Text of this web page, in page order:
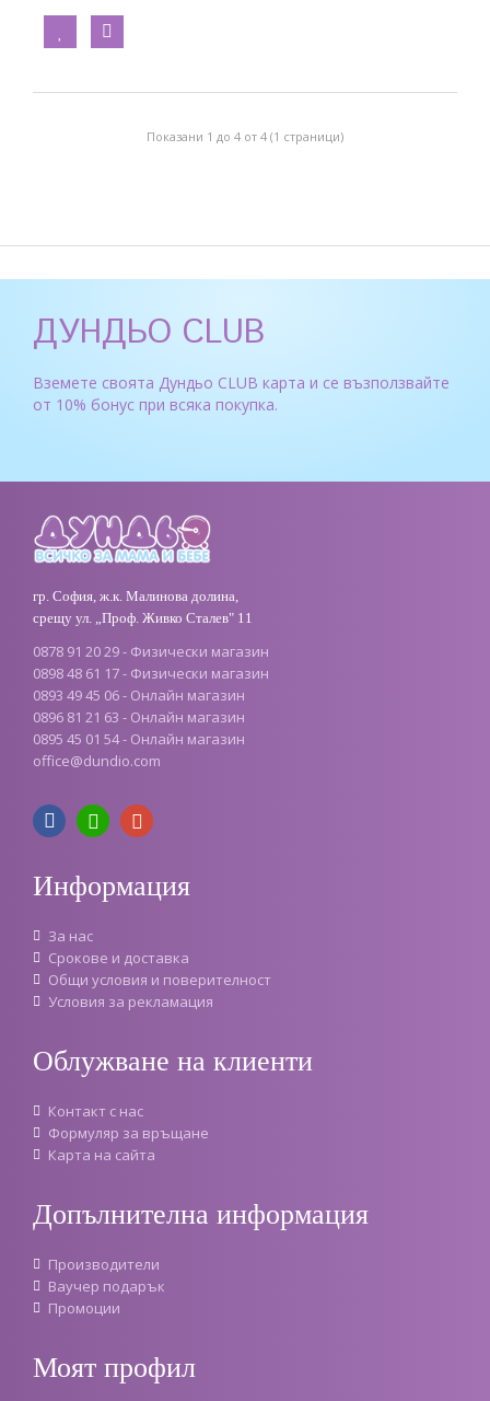
Показани 1 до 4 от 4 (1 страници)
ДУНДЬО CLUB
Вземете своята Дундьо CLUB карта и се възползвайте
от 10% бонус при всяка покупка.
гр. София, ж.к. Малинова долина,
срещу ул. „Проф. Живко Сталев" 11
0878 91 20 29 - Физически магазин
0898 48 61 17 - Физически магазин
0893 49 45 06 - Онлайн магазин
0896 81 21 63 - Онлайн магазин
0895 45 01 54 - Онлайн магазин
office@dundio.com
Информация
За нас
Срокове и доставка
Oбщи условия и поверителност
Условия за рекламация
Облужване на клиенти
Контакт с нас
Формуляр за връщане
Карта на сайта
Допълнителна информация
Производители
Ваучер подарък
Промоции
Моят профил